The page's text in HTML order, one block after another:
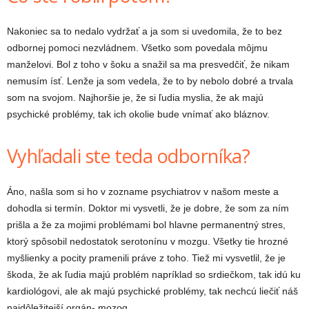
Nakoniec sa to nedalo vydržať a ja som si uvedomila, že to bez
odbornej pomoci nezvládnem. Všetko som povedala môjmu
manželovi. Bol z toho v šoku a snažil sa ma presvedčiť, že nikam
nemusím ísť. Lenže ja som vedela, že to by nebolo dobré a trvala
som na svojom. Najhoršie je, že si ľudia myslia, že ak majú
psychické problémy, tak ich okolie bude vnímať ako bláznov.
Vyhľadali ste teda odborníka?
Áno, našla som si ho v zozname psychiatrov v našom meste a
dohodla si termín. Doktor mi vysvetli, že je dobre, že som za ním
prišla a že za mojimi problémami bol hlavne permanentný stres,
ktorý spôsobil nedostatok serotonínu v mozgu. Všetky tie hrozné
myšlienky a pocity pramenili práve z toho. Tiež mi vysvetlil, že je
škoda, že ak ľudia majú problém napríklad so srdiečkom, tak idú ku
kardiológovi, ale ak majú psychické problémy, tak nechcú liečiť náš